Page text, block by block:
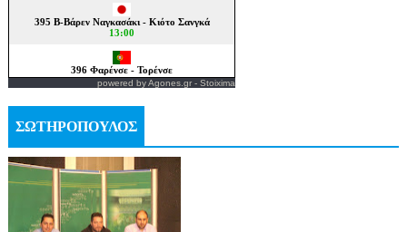
powered byAgones.gr- Stoixima
ΣΩΤΗΡΟΠΟΥΛΟΣ